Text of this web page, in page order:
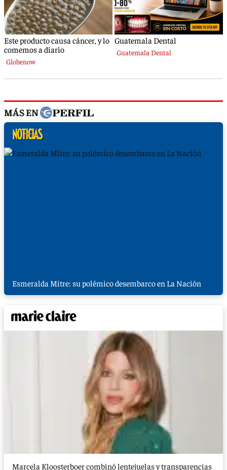
MÁS EN
Esmeralda Mitre: su polémico desembarco en La Nación
Marcela Kloosterboer combinó lentejuelas y transparencias